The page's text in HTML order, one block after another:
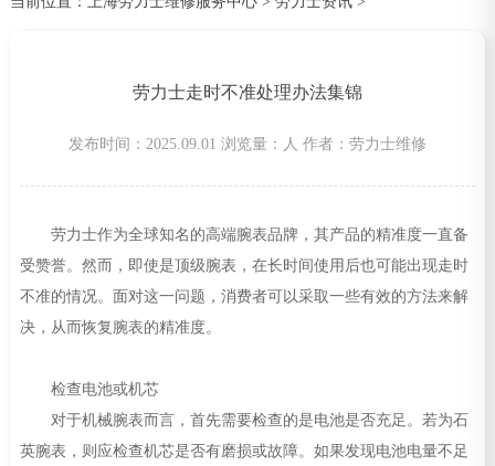
劳力士走时不准处理办法集锦
发布时间：2025.09.01 浏览量： 人 作者：劳力士维修
劳力士作为全球知名的高端腕表品牌，其产品的精准度一直备
受赞誉。然而，即使是顶级腕表，在长时间使用后也可能出现走时
不准的情况。面对这一问题，消费者可以采取一些有效的方法来解
决，从而恢复腕表的精准度。
检查电池或机芯
对于机械腕表而言，首先需要检查的是电池是否充足。若为石
英腕表，则应检查机芯是否有磨损或故障。如果发现电池电量不足